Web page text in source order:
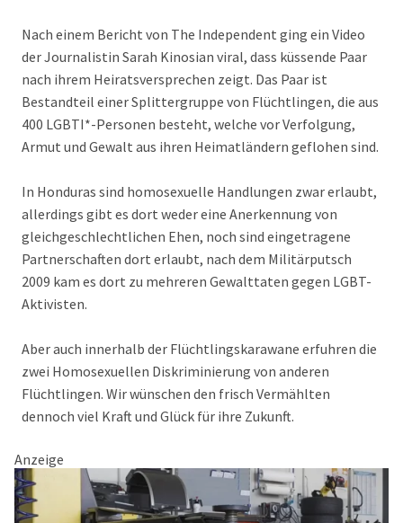
Nach einem Bericht von The Independent ging ein Video
der Journalistin Sarah Kinosian viral, dass küssende Paar
nach ihrem Heiratsversprechen zeigt. Das Paar ist
Bestandteil einer Splittergruppe von Flüchtlingen, die aus
400 LGBTI*-Personen besteht, welche vor Verfolgung,
Armut und Gewalt aus ihren Heimatländern geflohen sind.
In Honduras sind homosexuelle Handlungen zwar erlaubt,
allerdings gibt es dort weder eine Anerkennung von
gleichgeschlechtlichen Ehen, noch sind eingetragene
Partnerschaften dort erlaubt, nach dem Militärputsch
2009 kam es dort zu mehreren Gewalttaten gegen LGBT-
Aktivisten.
Aber auch innerhalb der Flüchtlingskarawane erfuhren die
zwei Homosexuellen Diskriminierung von anderen
Flüchtlingen. Wir wünschen den frisch Vermählten
dennoch viel Kraft und Glück für ihre Zukunft.
Anzeige